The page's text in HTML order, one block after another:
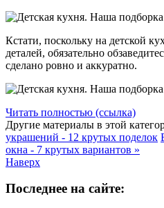
Кстати, поскольку на детской
деталей, обязательно
сделано ровно и аккуратно.
Читать полностью (ссылка)
Другие материалы в этой
украшений - 12 крутых поделок
окна - 7 крутых вариантов »
Наверх
Последнее на сайте: